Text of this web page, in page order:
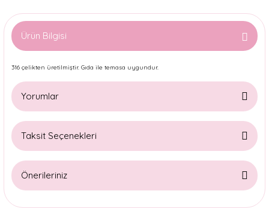
Ürün Bilgisi
316 çelikten üretilmiştir. Gıda ile temasa uygundur.
Yorumlar
Taksit Seçenekleri
Önerileriniz
Bu ürünün fiyat bilgisi, resim, ürün açıklamalarında ve diğer